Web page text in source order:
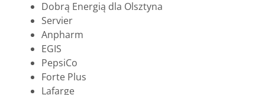
Dobrą Energią dla Olsztyna
Servier
Anpharm
EGIS
PepsiCo
Forte Plus
Lafarge